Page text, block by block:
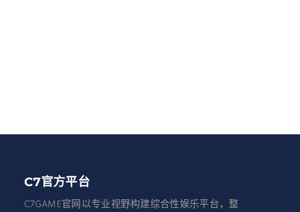
C7官方平台
C7GAME官网以专业视野构建综合性娱乐平台，整